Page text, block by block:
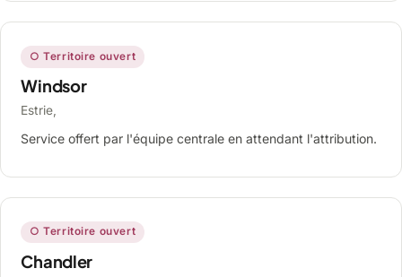
○ Territoire ouvert
Windsor
Estrie,
Service offert par l'équipe centrale en attendant l'attribution.
○ Territoire ouvert
Chandler